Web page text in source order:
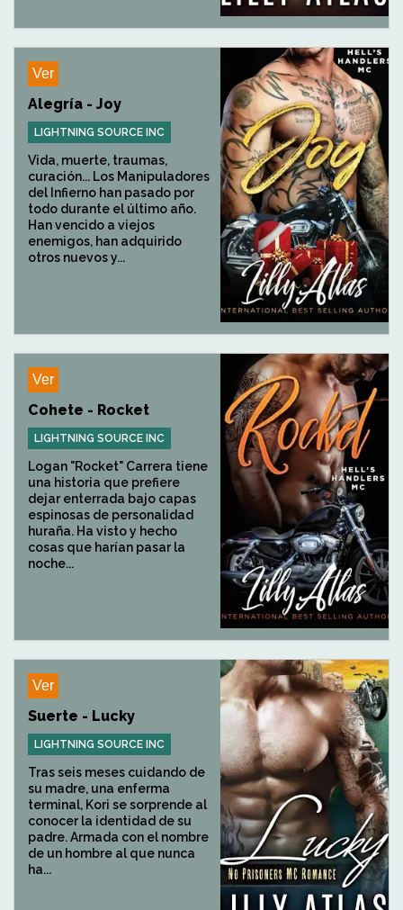
Ver
Alegría - Joy
LIGHTNING SOURCE INC
Vida, muerte, traumas,
curación... Los Manipuladores
del Infierno han pasado por
todo durante el último año.
Han vencido a viejos
enemigos, han adquirido
otros nuevos y...
Ver
Cohete - Rocket
LIGHTNING SOURCE INC
Logan "Rocket" Carrera tiene
una historia que prefiere
dejar enterrada bajo capas
espinosas de personalidad
huraña. Ha visto y hecho
cosas que harían pasar la
noche...
Ver
Suerte - Lucky
LIGHTNING SOURCE INC
Tras seis meses cuidando de
su madre, una enferma
terminal, Kori se sorprende al
conocer la identidad de su
padre. Armada con el nombre
de un hombre al que nunca
ha...